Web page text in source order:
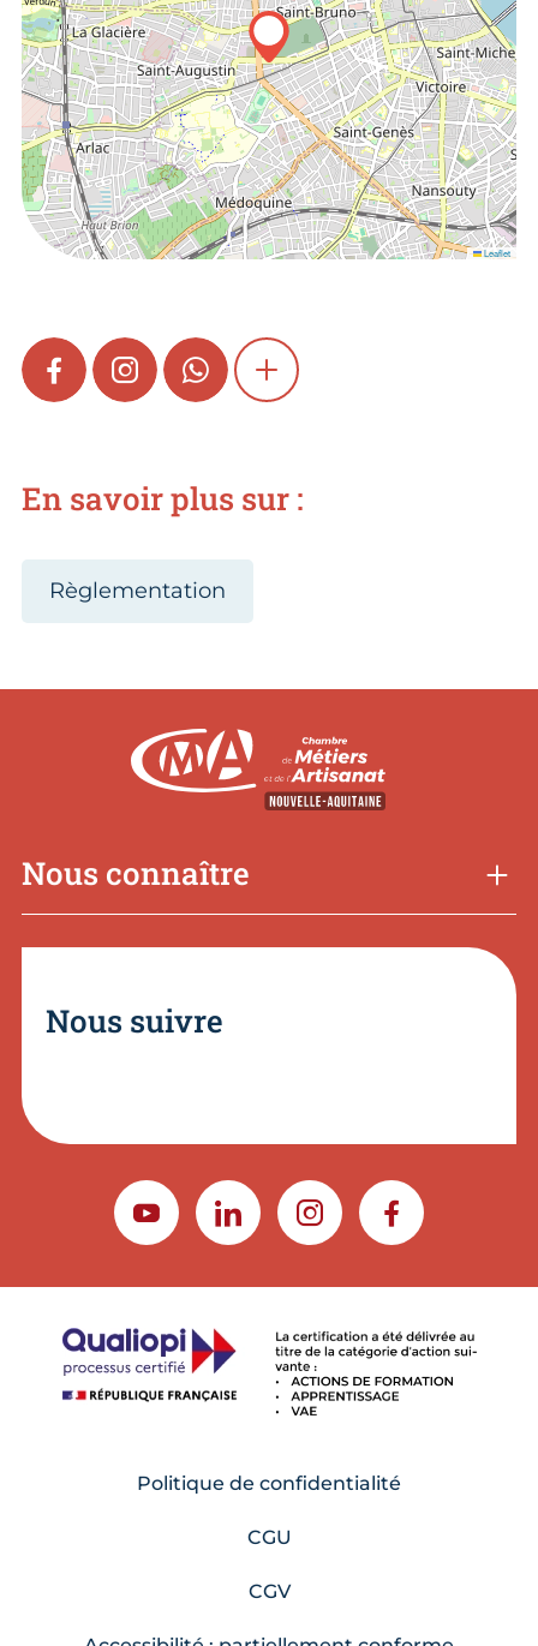
Leaflet
FACEBOOKINSTAGRAMWHATSAPPSHOW MORE
En savoir plus sur :
Règlementation
Nous connaître
Nous suivre
YOUTUBELINKEDININSTAGRAMFACEBOOK
Politique de confidentialité
CGU
CGV